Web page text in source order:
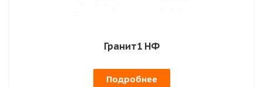
Гранит1 НФ
Подробнее